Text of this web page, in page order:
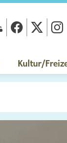
Kultur/